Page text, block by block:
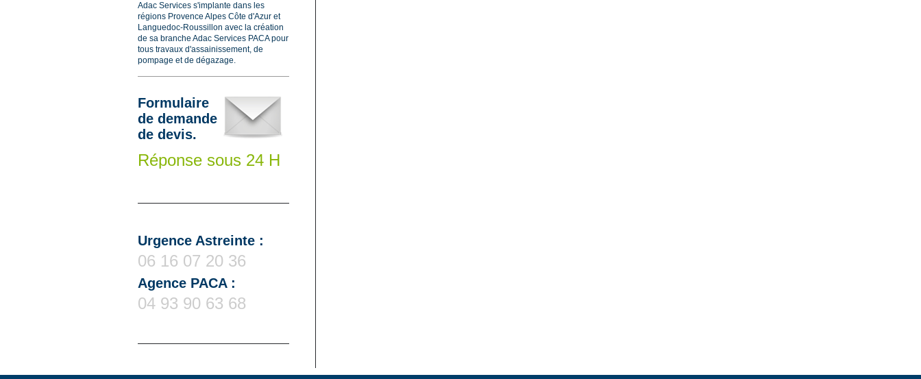
Adac Services s'implante dans les
régions Provence Alpes Côte d'Azur et
Languedoc-Roussillon avec la création
de sa branche Adac Services PACA pour
tous travaux d'assainissement, de
pompage et de dégazage.
Formulaire
de demande
de devis.
Réponse sous 24 H
Urgence Astreinte :
06 16 07 20 36
Agence PACA :
04 93 90 63 68